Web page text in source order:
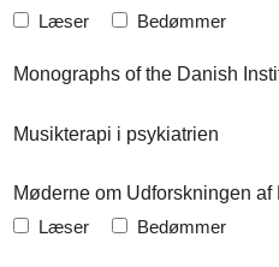
Læser Bedømmer
Monographs of the Danish
Musikterapi i psykiatrien
Møderne om Udforskningen
Læser Bedømmer